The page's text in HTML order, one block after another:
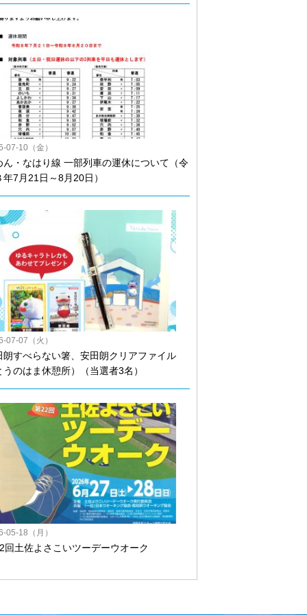
07-10（金）
ん・なはり線 一部列車の運休について（令
年7月21日～8月20日）
07-07（火）
朗すべらない箸、安田朗クリアファイル
うのはま休憩所）（当選者3名）
05-18（月）
回土佐よさこいツーデーウオーク